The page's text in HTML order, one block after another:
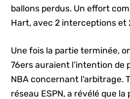
ballons perdus. Un effort
Hart, avec 2 interceptions et
Une fois la partie terminée,
76ers auraient l’intention de
NBA concernant l’arbitrage.
réseau ESPN, a révélé que